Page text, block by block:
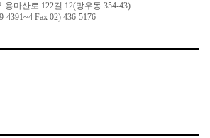
용마산로 122길 12(망우동 354-43)
4391~4 Fax 02) 436-5176